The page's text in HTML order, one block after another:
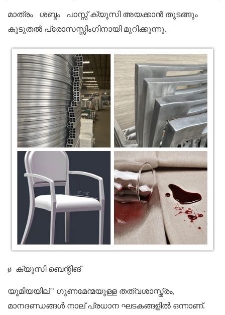
മാത്രം ശബ്ദം
പാസ്സ് ക്യുസി അയക്കാൻ തുടങ്ങും
കൂടുതൽ പ്രോസസ്സിംഗിനായി മുറിക്കുന്നു.
ø ക്യുസി ബെന്റിങ്
യൂമിയയില്’ ഗുണമേന്മയുള്ള തത്വശാസ്ത്രം,
മാനദണ്ഡങ്ങൾ നാല് പ്രധാന ഘടകങ്ങളിൽ ഒന്നാണ്.